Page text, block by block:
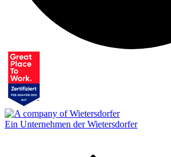
Ein Unternehmen der Wietersdorfer